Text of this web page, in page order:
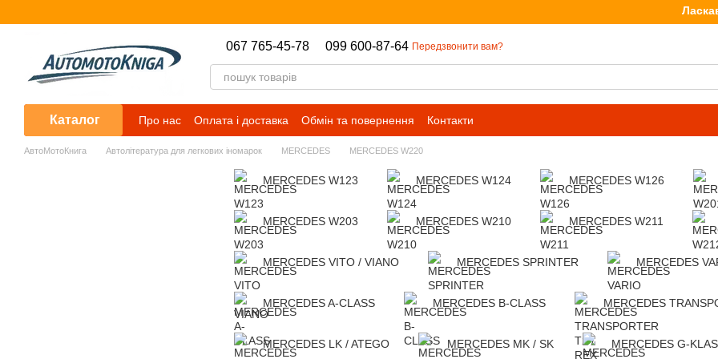
Ласкаво
067 765-45-78 099 600-87-64 Передзвонити вам?
Каталог Про нас Оплата і доставка Обмін та повернення Контакти
АвтоМотоКнига Автолітература для легкових іномарок MERCEDES MERCEDES W220
MERCEDES W123 MERCEDES W124 MERCEDES W126
MERCEDES W203 MERCEDES W210 MERCEDES W211
MERCEDES VITO / VIANO MERCEDES SPRINTER MERCEDES
MERCEDES A-CLASS MERCEDES B-CLASS MERCEDES
MERCEDES LK / ATEGO MERCEDES MK / SK MERCEDES G-